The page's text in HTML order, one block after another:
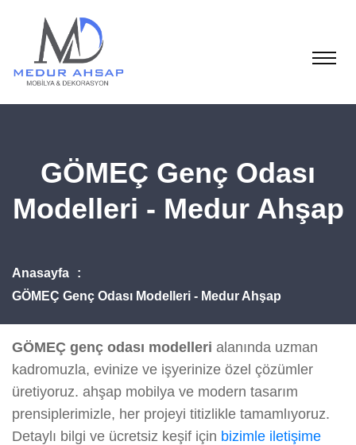
GÖMEÇ Genç Odası
Modelleri - Medur Ahşap
Anasayfa
GÖMEÇ Genç Odası Modelleri - Medur Ahşap
GÖMEÇ genç odası modelleri alanında uzman
kadromuzla, evinize ve işyerinize özel çözümler
üretiyoruz. ahşap mobilya ve modern tasarım
prensiplerimizle, her projeyi titizlikle tamamlıyoruz.
Detaylı bilgi ve ücretsiz keşif için bizimle iletişime